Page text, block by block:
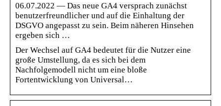
06.07.2022 — Das neue GA4 versprach zunächst
benutzerfreundlicher und auf die Einhaltung der
DSGVO angepasst zu sein. Beim näheren Hinsehen
ergeben sich …
Der Wechsel auf GA4 bedeutet für die Nutzer eine
große Umstellung, da es sich bei dem
Nachfolgemodell nicht um eine bloße
Fortentwicklung von Universal…